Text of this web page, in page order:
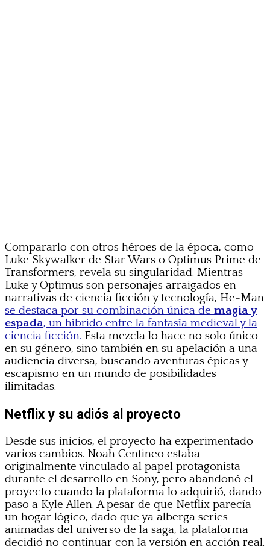
Compararlo con otros héroes de la época, como
Luke Skywalker de Star Wars o Optimus Prime de
Transformers, revela su singularidad. Mientras
Luke y Optimus son personajes arraigados en
narrativas de ciencia ficción y tecnología, He-Man
se destaca por su combinación única de magia y
espada, un híbrido entre la fantasía medieval y la
ciencia ficción. Esta mezcla lo hace no solo único
en su género, sino también en su apelación a una
audiencia diversa, buscando aventuras épicas y
escapismo en un mundo de posibilidades
ilimitadas.
Netflix y su adiós al proyecto
Desde sus inicios, el proyecto ha experimentado
varios cambios. Noah Centineo estaba
originalmente vinculado al papel protagonista
durante el desarrollo en Sony, pero abandonó el
proyecto cuando la plataforma lo adquirió, dando
paso a Kyle Allen. A pesar de que Netflix parecía
un hogar lógico, dado que ya alberga series
animadas del universo de la saga, la plataforma
decidió no continuar con la versión en acción real.